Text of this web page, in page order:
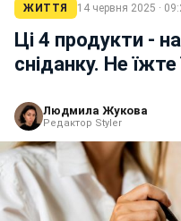
ЖИТТЯ 14 червня 2025 ·
Ці 4 продукти -
сніданку. Не
Людмила Жукова
Редактор Styler